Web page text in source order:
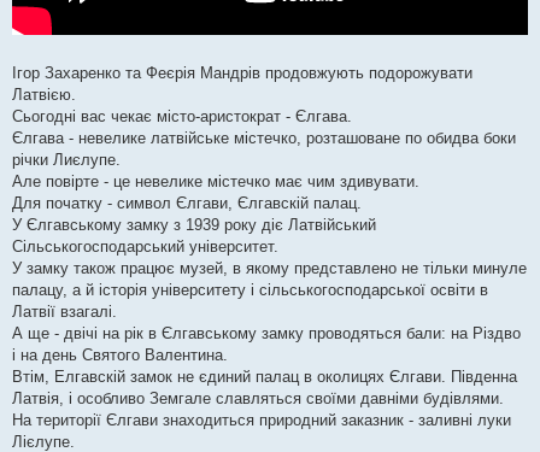
Ігор Захаренко та Феєрія Мандрів продовжують подорожувати
Латвією.
Сьогодні вас чекає місто-аристократ - Єлгава.
Єлгава - невелике латвійське містечко, розташоване по обидва боки
річки Лиєлупе.
Але повірте - це невелике містечко має чим здивувати.
Для початку - символ Єлгави, Єлгавскій палац.
У Єлгавському замку з 1939 року діє Латвійський
Сільськогосподарський університет.
У замку також працює музей, в якому представлено не тільки минуле
палацу, а й історія університету і сільськогосподарської освіти в
Латвії взагалі.
А ще - двічі на рік в Єлгавському замку проводяться бали: на Різдво
і на день Святого Валентина.
Втім, Елгавскій замок не єдиний палац в околицях Єлгави. Південна
Латвія, і особливо Земгале славляться своїми давніми будівлями.
На території Єлгави знаходиться природний заказник - заливні луки
Лієлупе.